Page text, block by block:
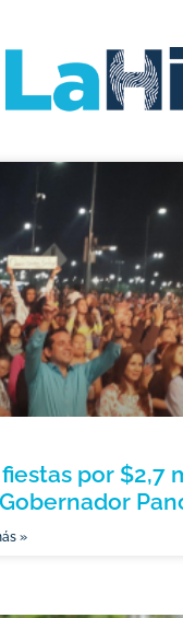
fiestas por $2,7
»